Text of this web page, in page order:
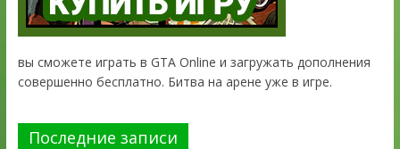
вы сможете играть в GTA Online и загружать дополнения
совершенно бесплатно. Битва на арене уже в игре.
Последние записи